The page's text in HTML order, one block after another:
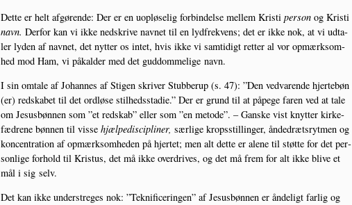
Det­te er helt afgø­ren­de: Der er en uop­lø­se­lig for­bin­del­se mel­lem Kri­sti per­son og Kri­sti
navn. Der­for kan vi ikke nedskri­ve nav­net til en lyd­fre­kvens; det er ikke nok, at vi udta­
ler lyden af nav­net, det nyt­ter os intet, hvis ikke vi sam­ti­digt ret­ter al vor opmærk­som­
hed mod Ham, vi påkal­der med det gud­dom­me­li­ge navn.
I sin omta­le af Johan­nes af Sti­gen skri­ver Stub­be­rup (s. 47): ”Den ved­va­ren­de hjer­tebøn
(er) red­ska­bet til det ord­lø­se stil­heds­sta­die.” Der er grund til at påpe­ge faren ved at tale
om Jesus­bøn­nen som ”et red­skab” eller som ”en meto­de”. – Gan­ske vist knyt­ter kir­ke­
fædre­ne bøn­nen til vis­se hjæl­pe­di­sci­pli­ner, sær­li­ge kro­p­s­stil­lin­ger, ånde­dræts­ryt­men og
kon­cen­tra­tion af opmærk­som­he­den på hjer­tet; men alt det­te er ale­ne til støt­te for det per­
son­li­ge for­hold til Kristus, det må ikke over­dri­ves, og det må frem for alt ikke bli­ve et
mål i sig selv.
Det kan ikke under­stre­ges nok: ”Tek­ni­fi­ce­rin­gen” af Jesus­bøn­nen er ånde­ligt far­lig og